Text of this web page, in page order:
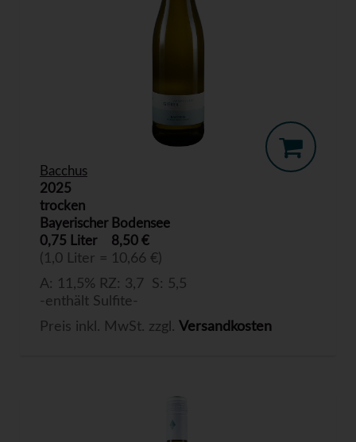
Bacchus
2025
trocken
Bayerischer Bodensee
0,75 Liter
8,50 €
(1,0 Liter = 10,66 €)
A: 11,5% RZ: 3,7 S: 5,5
-enthält Sulfite-
Preis inkl. MwSt. zzgl. Versandkosten